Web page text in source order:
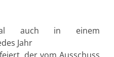
auch in einem
Jahr